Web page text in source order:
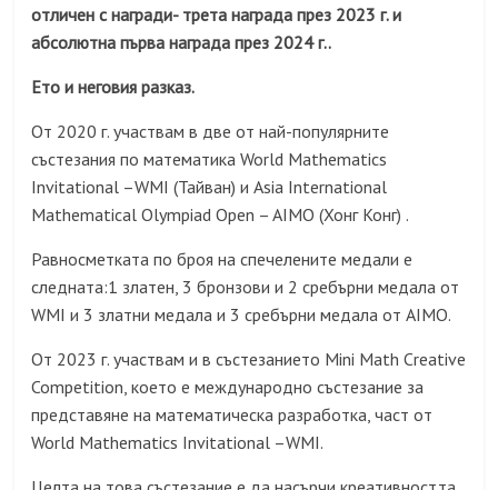
отличен с награди- трета награда през 2023 г. и
абсолютна първа награда през 2024 г..
Ето и неговия разказ.
От 2020 г. участвам в две от най-популярните
състезания по математика World Mathematics
Invitational –WMI (Тайван) и Asia International
Mathematical Olympiad Open – AIMO (Хонг Конг) .
Равносметката по броя на спечелените медали е
следната:1 златен, 3 бронзови и 2 сребърни медала от
WMI и 3 златни медала и 3 сребърни медала от AIMO.
От 2023 г. участвам и в състезанието Mini Math Creative
Competition, което е международно състезание за
представяне на математическа разработка, част от
World Mathematics Invitational –WMI.